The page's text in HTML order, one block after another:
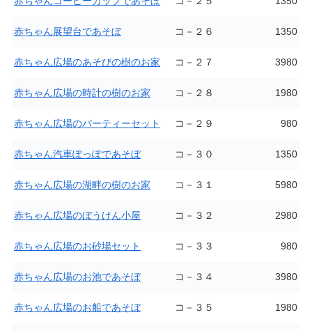
赤ちゃん展望台であそぼ コ－２６ 1350
赤ちゃん広場のあそびの樹のお家 コ－２７ 3980
赤ちゃん広場の時計の樹のお家 コ－２８ 1980
赤ちゃん広場のパーティーセット コ－２９ 980
赤ちゃん汽車ぽっぽであそぼ コ－３０ 1350
赤ちゃん広場の湖畔の樹のお家 コ－３１ 5980
赤ちゃん広場のぼうけん小屋 コ－３２ 2980
赤ちゃん広場のお砂場セット コ－３３ 980
赤ちゃん広場のお池であそぼ コ－３４ 3980
赤ちゃん広場のお船であそぼ コ－３５ 1980